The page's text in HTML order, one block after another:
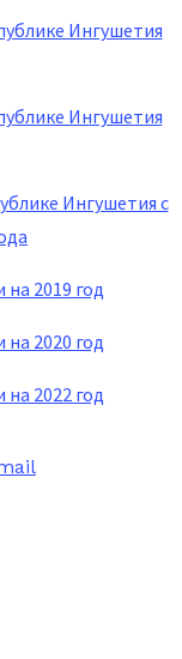
Ингушетия
Ингушетия
Ингушетия с
2019 год
2020 год
2022 год